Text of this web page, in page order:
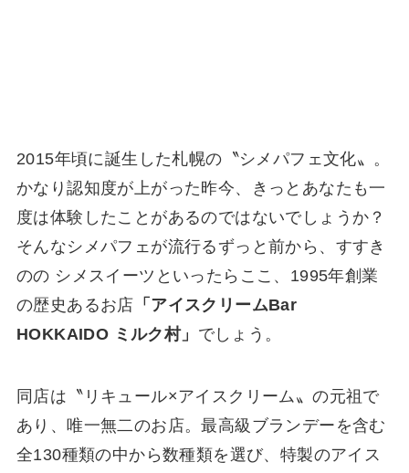
2015年頃に誕生した札幌の〝シメパフェ文化〟。
かなり認知度が上がった昨今、きっとあなたも一
度は体験したことがあるのではないでしょうか？
そんなシメパフェが流行るずっと前から、すすき
のの シメスイーツといったらここ、1995年創業
の歴史あるお店 「アイスクリームBar
HOKKAIDO ミルク村」 でしょう。
同店は〝リキュール×アイスクリーム〟の元祖で
あり、唯一無二のお店。最高級ブランデーを含む
全130種類の中から数種類を選び、特製のアイス